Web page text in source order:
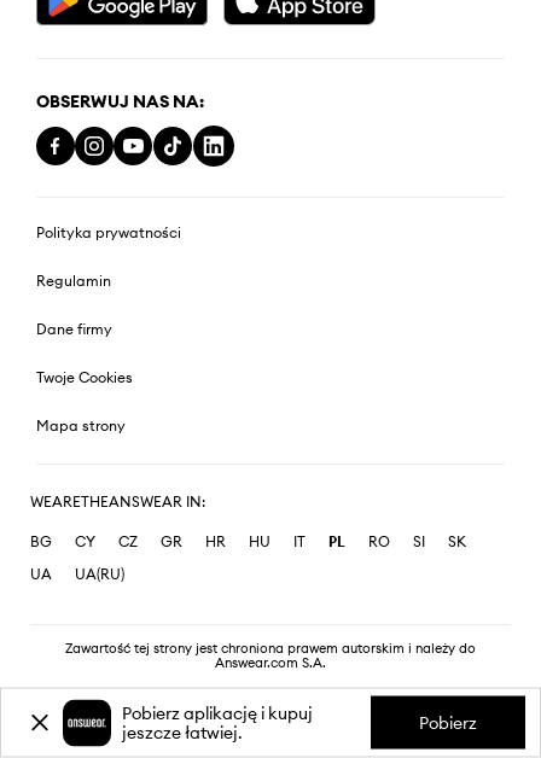
OBSERWUJ NAS NA:
Polityka prywatności
Regulamin
Dane firmy
Twoje Cookies
Mapa strony
WEARETHEANSWEAR IN:
BG CY CZ GR HR HU IT PL RO SI
SK
UA
UA(RU)
Zawartość tej strony jest chroniona prawem autorskim i należy do
Answear.com S.A.
Pobierz aplikację i kupuj
jeszcze łatwiej.
Pobierz